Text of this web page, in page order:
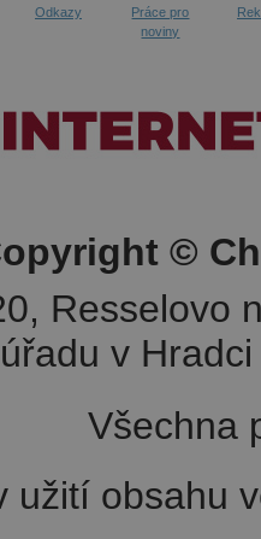
Odkazy
Práce pro
noviny
©
Resselovo
v
Všechna
užití obsahu